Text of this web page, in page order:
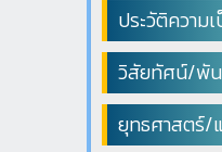
ประวัติความ
วิสัยทัศน์/พั
ยุทธศาสตร์